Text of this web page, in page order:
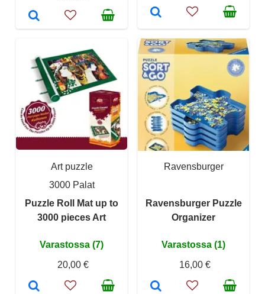
Art puzzle
3000 Palat
Puzzle Roll Mat up to
3000 pieces Art
Varastossa (7)
20,00 €
Ravensburger
Ravensburger Puzzle
Organizer
Varastossa (1)
16,00 €